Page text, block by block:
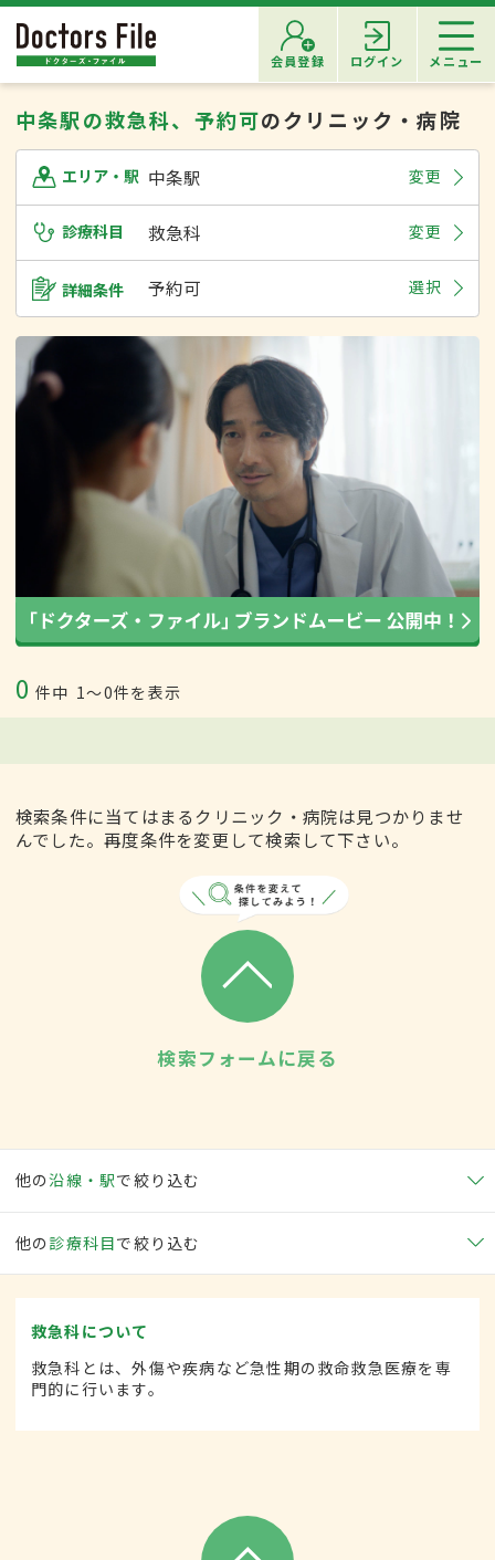
会員登録 ログイン メニュー
中条駅の救急科、予約可のクリニック・病院
エリア・駅 中条駅 変更
診療科目 救急科 変更
詳細条件 予約可 選択
0 件中 1〜0件を表示
検索条件に当てはまるクリニック・病院は見つかりませ
んでした。再度条件を変更して検索して下さい。
検索フォームに戻る
他の沿線・駅で絞り込む
他の 診療科目で絞り込む
救急科について
救急科とは、外傷や疾病など急性期の救命救急医療を専
門的に行います。